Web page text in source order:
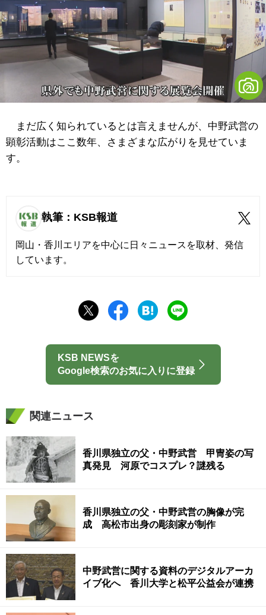
まだ広く知られているとは言えませんが、中野武営の
顕彰活動はここ数年、さまざまな広がりを見せていま
す。
執筆：KSB報道
岡山・香川エリアを中心に日々ニュースを取材、発信
しています。
KSB NEWSを
Google検索のお気に入りに登録
関連ニュース
香川県独立の父・中野武営 甲冑姿の写
真発見 河原でコスプレ？謎残る
香川県独立の父・中野武営の胸像が完
成 高松市出身の彫刻家が制作
中野武営に関する資料のデジタルアーカ
イブ化へ 香川大学と松平公益会が連携